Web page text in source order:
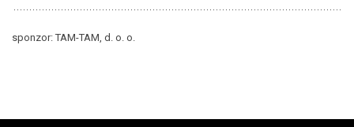
sponzor: TAM-TAM, d. o. o.